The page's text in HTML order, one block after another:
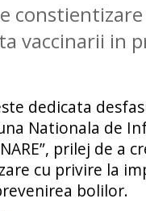
vaccinarii in
dedicata
Nationala de
prilej de a
cu privire la
bolilor.